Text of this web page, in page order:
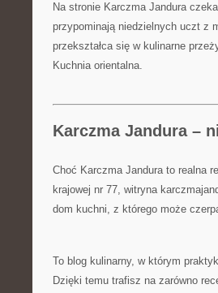
Na stronie Karczma Jandura
przypominają niedzielnych uczt z
przekształca się w kulinarne
Kuchnia orientalna.
Karczma Jandura –
Choć Karczma Jandura to realna
krajowej nr 77, witryna
dom kuchni, z którego może
To blog kulinarny, w którym
Dzięki temu trafisz na zarówno